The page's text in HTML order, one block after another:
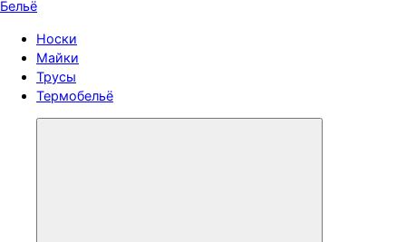
Бельё
Носки
Майки
Трусы
Термобельё